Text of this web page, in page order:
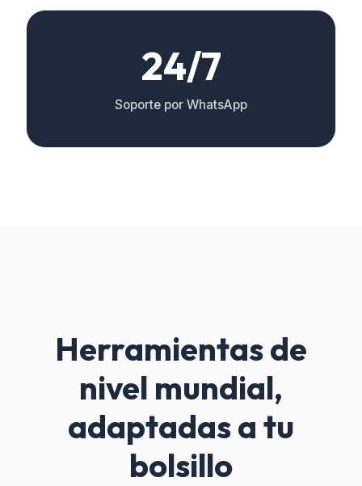
24/7
Soporte por WhatsApp
Herramientas de
nivel mundial,
adaptadas a tu
bolsillo